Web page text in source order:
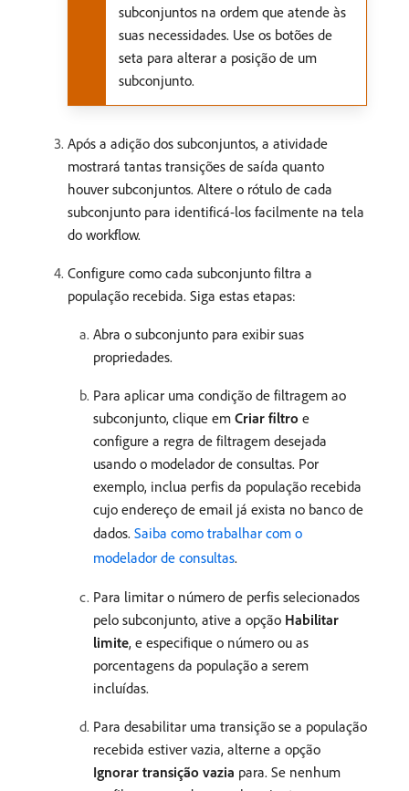
subconjuntos na ordem que atende às
suas necessidades. Use os botões de
seta para alterar a posição de um
subconjunto.
Após a adição dos subconjuntos, a atividade
mostrará tantas transições de saída quanto
houver subconjuntos. Altere o rótulo de cada
subconjunto para identificá-los facilmente na tela
do workflow.
Configure como cada subconjunto filtra a
população recebida. Siga estas etapas:
Abra o subconjunto para exibir suas
propriedades.
Para aplicar uma condição de filtragem ao
subconjunto, clique em Criar filtro e
configure a regra de filtragem desejada
usando o modelador de consultas. Por
exemplo, inclua perfis da população recebida
cujo endereço de email já exista no banco de
dados. Saiba como trabalhar com o
modelador de consultas.
Para limitar o número de perfis selecionados
pelo subconjunto, ative a opção Habilitar
limite, e especifique o número ou as
porcentagens da população a serem
incluídas.
Para desabilitar uma transição se a população
recebida estiver vazia, alterne a opção
Ignorar transição vazia para. Se nenhum